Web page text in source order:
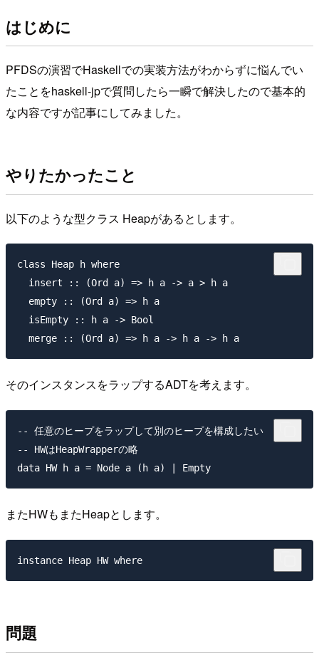
はじめに
PFDSの演習でHaskellでの実装方法がわからずに悩んでい
たことをhaskell-jpで質問したら一瞬で解決したので基本的
な内容ですが記事にしてみました。
やりたかったこと
以下のような型クラス Heapがあるとします。
class Heap h where
  insert :: (Ord a) => h a -> a > h a
  empty :: (Ord a) => h a
  isEmpty :: h a -> Bool
そのインスタンスをラップするADTを考えます。
-- 任意のヒープをラップして別のヒープを構成したい
-- HWはHeapWrapperの略
またHWもまたHeapとします。
問題